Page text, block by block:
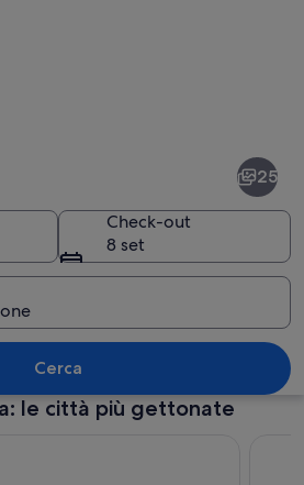
Un vigneto con filari di viti sotto un
25
Check-out
8 set
Cerca
le città più gettonate